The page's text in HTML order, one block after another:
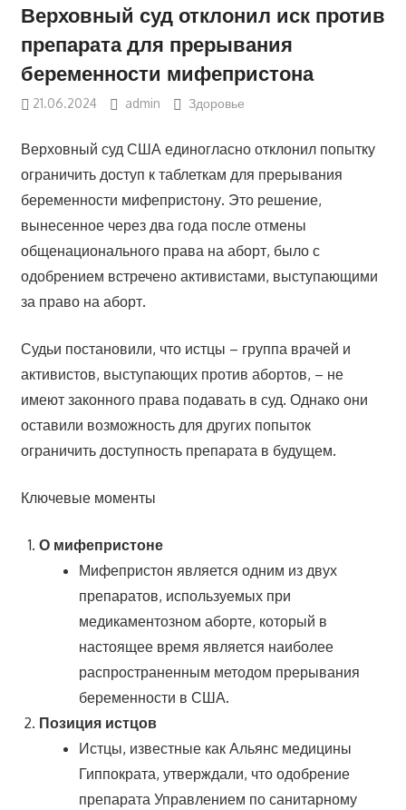
Верховный суд отклонил иск против
препарата для прерывания
беременности мифепристона
21.06.2024 admin Здоровье
Верховный суд США единогласно отклонил попытку
ограничить доступ к таблеткам для прерывания
беременности мифепристону. Это решение,
вынесенное через два года после отмены
общенационального права на аборт, было с
одобрением встречено активистами, выступающими
за право на аборт.
Судьи постановили, что истцы – группа врачей и
активистов, выступающих против абортов, – не
имеют законного права подавать в суд. Однако они
оставили возможность для других попыток
ограничить доступность препарата в будущем.
Ключевые моменты
О мифепристоне
Мифепристон является одним из двух
препаратов, используемых при
медикаментозном аборте, который в
настоящее время является наиболее
распространенным методом прерывания
беременности в США.
Позиция истцов
Истцы, известные как Альянс медицины
Гиппократа, утверждали, что одобрение
препарата Управлением по санитарному